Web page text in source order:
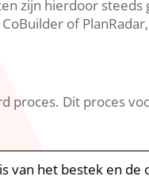
zijn hierdoor steeds
of
proces.​ Dit proces
van het bestek en de